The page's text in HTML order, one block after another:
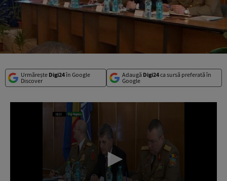
Urmărește Digi24în Google
Discover
Adaugă Digi24ca sursă preferată în
Google